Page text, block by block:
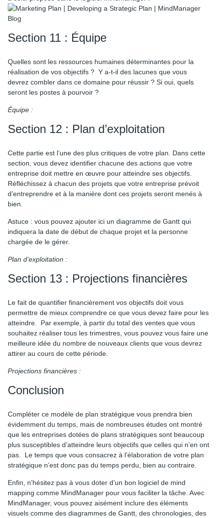
Section 11 : Équipe
Quelles sont les ressources humaines déterminantes pour la
réalisation de vos objectifs ? Y a-t-il des lacunes que vous
devrez combler dans ce domaine pour réussir ? Si oui, quels
seront les postes à pourvoir ?
Équipe :
Section 12 : Plan d’exploitation
Cette partie est l’une des plus critiques de votre plan. Dans cette
section, vous devez identifier chacune des actions que votre
entreprise doit mettre en œuvre pour atteindre ses objectifs.
Réfléchissez à chacun des projets que votre entreprise prévoit
d’entreprendre et à la manière dont ces projets seront menés à
bien.
Astuce : vous pouvez ajouter ici un diagramme de Gantt qui
indiquera la date de début de chaque projet et la personne
chargée de le gérer.
Plan d’exploitation :
Section 13 : Projections financières
Le fait de quantifier financièrement vos objectifs doit vous
permettre de mieux comprendre ce que vous devez faire pour les
atteindre. Par exemple, à partir du total des ventes que vous
souhaitez réaliser tous les trimestres, vous pouvez vous faire une
meilleure idée du nombre de nouveaux clients que vous devrez
attirer au cours de cette période.
Projections financières :
Conclusion
Compléter ce modèle de plan stratégique vous prendra bien
évidemment du temps, mais de nombreuses études ont montré
que les entreprises dotées de plans stratégiques sont beaucoup
plus susceptibles d’atteindre leurs objectifs que celles qui n’en ont
pas. Le temps que vous consacrez à l’élaboration de votre plan
stratégique n’est donc pas du temps perdu, bien au contraire.
Enfin, n’hésitez pas à vous doter d’un bon logiciel de mind
mapping comme MindManager pour vous faciliter la tâche. Avec
MindManager, vous pouvez aisément inclure des éléments
visuels comme des diagrammes de Gantt, des chronologies, des